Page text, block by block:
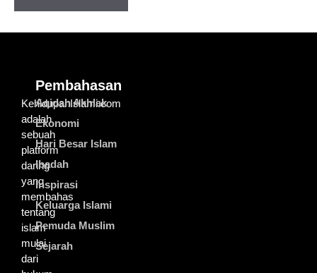
KehidupanIslami.com
adalah
sebuah
platform
daring
yang
membahas
tentang
islam
mulai
dari
Pembahasan
Aqidah Akhlak
Ekonomi
Hari Besar Islam
Ibadah
Inspirasi
Keluarga Islami
Pemuda Muslim
Sejarah